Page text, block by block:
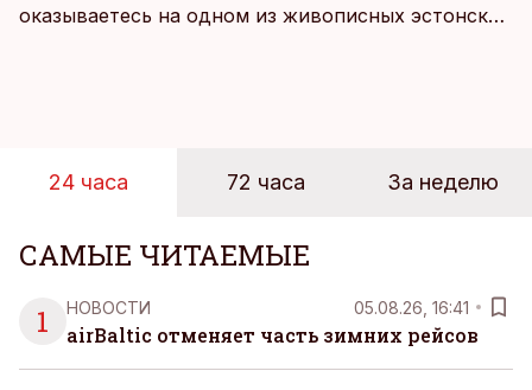
оказываетесь на одном из живописных эстонских
24 часа 72 часа За неделю
САМЫЕ ЧИТАЕМЫЕ
1
НОВОСТИ 05.08.26, 16:41
airBaltic отменяет часть зимних рейсов